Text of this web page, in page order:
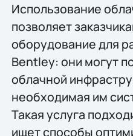
Использование
позволяет
оборудование для
Bentley: они могут
облачной
необходимая им
Такая услуга
ищет способы